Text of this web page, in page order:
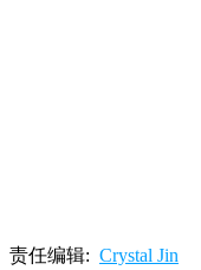
责任编辑: Crystal Jin